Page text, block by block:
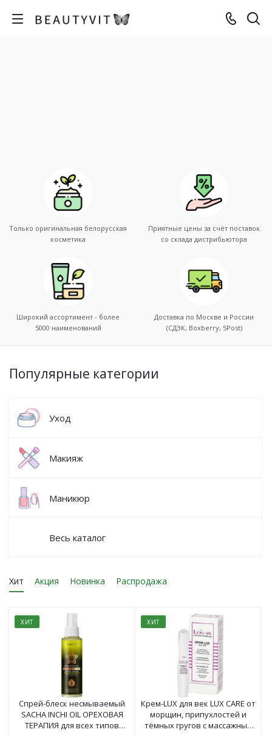
Только оригинальная белорусская
косметика
Приятные цены за счёт поставок
со склада дистрибьютора
Широкий ассортимент - более
5000 наименований
Доставка по Москве и России
(СДЭК, Boxberry, 5Post)
Популярные категории
Уход
Макияж
Маникюр
Весь каталог
Хит Акция Новинка Распродажа
ХИТ
Спрей-блеск несмываемый
SACHA INCHI OIL ОРЕХОВАЯ
ТЕРАПИЯ для всех типов
ХИТ
Крем-LUX для век LUX CARE от
морщин, припухлостей и
тёмных гругов с массажным